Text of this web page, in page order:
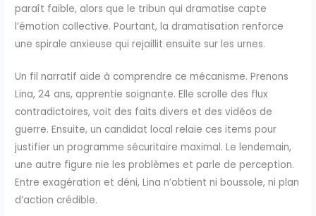
paraît faible, alors que le tribun qui dramatise capte
l’émotion collective. Pourtant, la dramatisation renforce
une spirale anxieuse qui rejaillit ensuite sur les urnes.
Un fil narratif aide à comprendre ce mécanisme. Prenons
Lina, 24 ans, apprentie soignante. Elle scrolle des flux
contradictoires, voit des faits divers et des vidéos de
guerre. Ensuite, un candidat local relaie ces items pour
justifier un programme sécuritaire maximal. Le lendemain,
une autre figure nie les problèmes et parle de perception.
Entre exagération et déni, Lina n’obtient ni boussole, ni plan
d’action crédible.